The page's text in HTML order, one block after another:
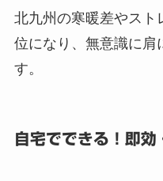
北九州の寒暖差やスト
位になり、無意識に肩
す。
自宅でできる！即